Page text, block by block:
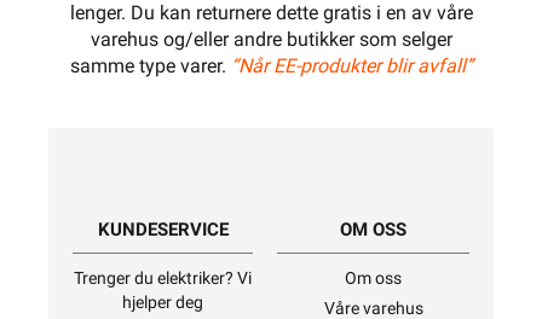
lenger. Du kan returnere dette gratis i en av våre
varehus og/eller andre butikker som selger
samme type varer. “Når EE-produkter blir avfall”
KUNDESERVICE
Trenger du elektriker? Vi
hjelper deg
OM OSS
Om oss
Våre varehus